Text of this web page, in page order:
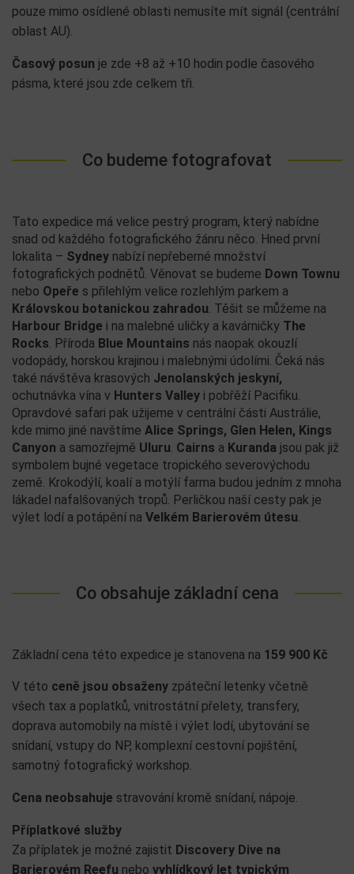
pouze mimo osídlené oblasti nemusíte mít signál (centrální
oblast AU).
Časový posun je zde +8 až +10 hodin podle časového
pásma, které jsou zde celkem tři.
Co budeme fotografovat
Tato expedice má velice pestrý program, který nabídne
snad od každého fotografického žánru něco. Hned první
lokalita – Sydney nabízí nepřeberné množství
fotografických podnětů. Věnovat se budeme Down Townu
nebo Opeře s přilehlým velice rozlehlým parkem a
Královskou botanickou zahradou. Těšit se můžeme na
Harbour Bridge i na malebné uličky a kavárničky The
Rocks. Příroda Blue Mountains nás naopak okouzlí
vodopády, horskou krajinou i malebnými údolími. Čeká nás
také návštěva krasových Jenolanských jeskyní,
ochutnávka vína v Hunters Valley i pobřěží Pacifiku.
Opravdové safari pak užijeme v centrální části Austrálie,
kde mimo jiné navštíme Alice Springs, Glen Helen, Kings
Canyon a samozřejmě Uluru. Cairns a Kuranda jsou pak již
symbolem bujné vegetace tropického severovýchodu
země. Krokodýlí, koalí a motýlí farma budou jedním z mnoha
lákadel nafalšovaných tropů. Perličkou naší cesty pak je
výlet lodí a potápění na Velkém Barierovém útesu.
Co obsahuje základní cena
Základní cena této expedice je stanovena na 159 900 Kč
V této ceně jsou obsaženy zpáteční letenky včetně
všech tax a poplatků, vnitrostátní přelety, transfery,
doprava automobily na místě i výlet lodí, ubytování se
snídaní, vstupy do NP, komplexní cestovní pojištění,
samotný fotografický workshop.
Cena neobsahuje stravování kromě snídaní, nápoje.
Příplatkové služby
Za příplatek je možné zajistit Discovery Dive na
Barierovém Reefu nebo vyhlídkový let typickým